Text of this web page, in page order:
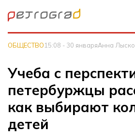
ОБЩЕСТВО15:08 - 30 январяАнна
Учеба с
петербуржцы
как выбирают
детей